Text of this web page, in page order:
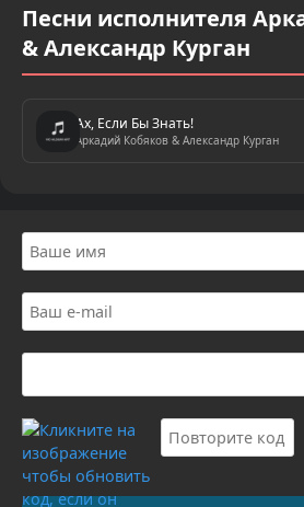
Песни исполнителя
& Александр Курган
Ах, Если Бы Знать!
Аркадий Кобяков & Александр Курган